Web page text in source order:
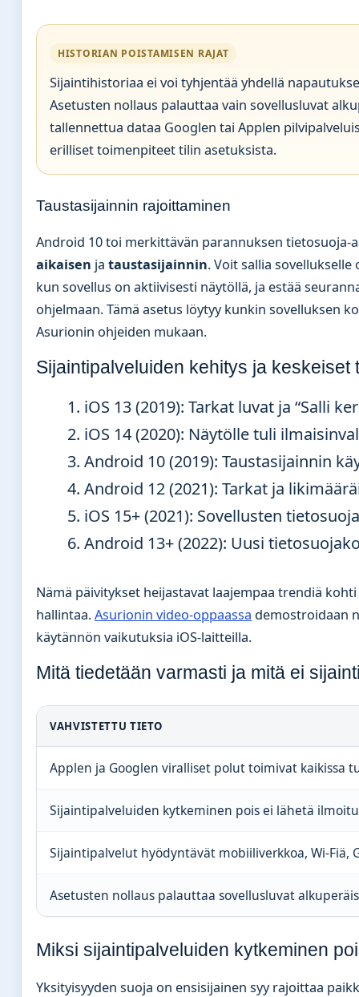
HISTORIAN POISTAMISEN RAJAT
Sijaintihistoriaa ei voi tyhjentää yhdellä
Asetusten nollaus palauttaa vain sovellusluvat
tallennettua dataa Googlen tai Applen
erilliset toimenpiteet tilin asetuksista.
Taustasijainnin rajoittaminen
Android 10 toi merkittävän parannuksen
aikaisen ja taustasijainnin. Voit sallia
kun sovellus on aktiivisesti näytöllä, ja estää
ohjelmaan. Tämä asetus löytyy kunkin sovelluksen
Asurionin ohjeiden mukaan.
Sijaintipalveluiden kehitys ja keskeiset
iOS 13 (2019): Tarkat luvat ja “Salli
iOS 14 (2020): Näytölle tuli
Android 10 (2019): Taustasijainnin
Android 12 (2021): Tarkat ja
iOS 15+ (2021): Sovellusten
Android 13+ (2022): Uusi
Nämä päivitykset heijastavat laajempaa trendiä
hallintaa.Asurionin video-oppaassa demostroidaan
käytännön vaikutuksia iOS-laitteilla.
Mitä tiedetään varmasti ja mitä ei
VAHVISTETTU TIETO
Applen ja Googlen viralliset polut toimivat kaikissa
Sijaintipalveluiden kytkeminen pois ei lähetä
Sijaintipalvelut hyödyntävät mobiiliverkkoa, Wi-Fiä,
Asetusten nollaus palauttaa sovellusluvat
Miksi sijaintipalveluiden kytkeminen
Yksityisyyden suoja on ensisijainen syy rajoittaa